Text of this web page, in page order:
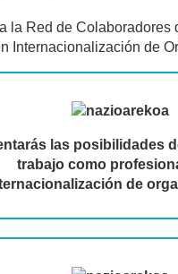
la Red de Colaboradores
Internacionalización de
las posibilidades
trabajo como
de